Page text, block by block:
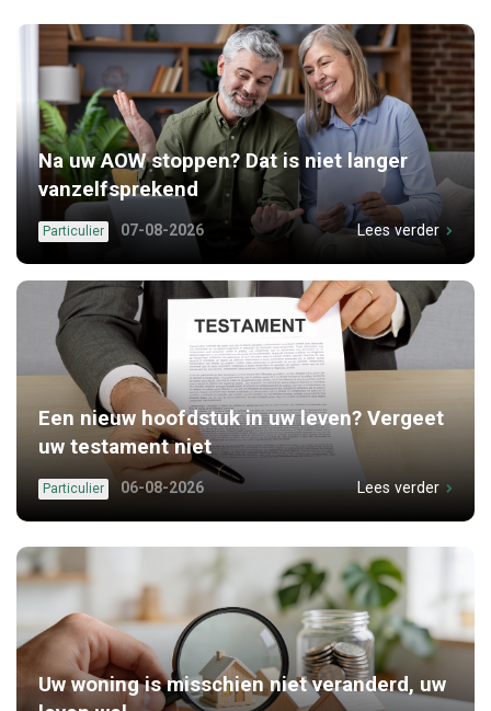
Particulier 07-08-2026
Na uw AOW stoppen? Dat is niet langer
vanzelfsprekend
Lees verder
Particulier 06-08-2026
Een nieuw hoofdstuk in uw leven? Vergeet
uw testament niet
Lees verder
Uw woning is misschien niet veranderd, uw